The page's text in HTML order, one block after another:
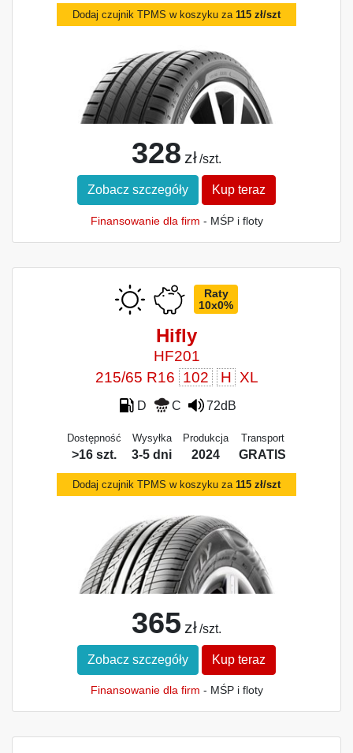
Dodaj czujnik TPMS w koszyku za 115 zł/szt
328 zł /szt.
Zobacz szczegóły Kup teraz
Finansowanie dla firm - MŚP i floty
Raty
10x0%
Hifly
HF201
215/65 R16 102 H XL
D C 72dB
Dostępność
>16 szt.
Wysyłka
3-5 dni
Produkcja
2024
Transport
GRATIS
Dodaj czujnik TPMS w koszyku za 115 zł/szt
365 zł /szt.
Zobacz szczegóły Kup teraz
Finansowanie dla firm - MŚP i floty